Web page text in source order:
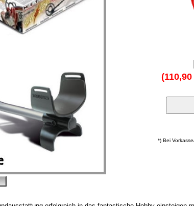
*) Bei